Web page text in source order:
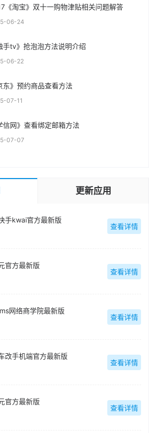
《淘宝》双十一购物津贴相关问题解答
06-24
手tv》抢泡泡方法说明介绍
06-22
东》预约商品查看方法
07-11
信网》查看绑定邮箱方法
07-07
更新应用
手kwai官方最新版
查看详情
官方最新版
查看详情
网络商学院最新版
查看详情
改手机端官方最新版
查看详情
官方最新版
查看详情